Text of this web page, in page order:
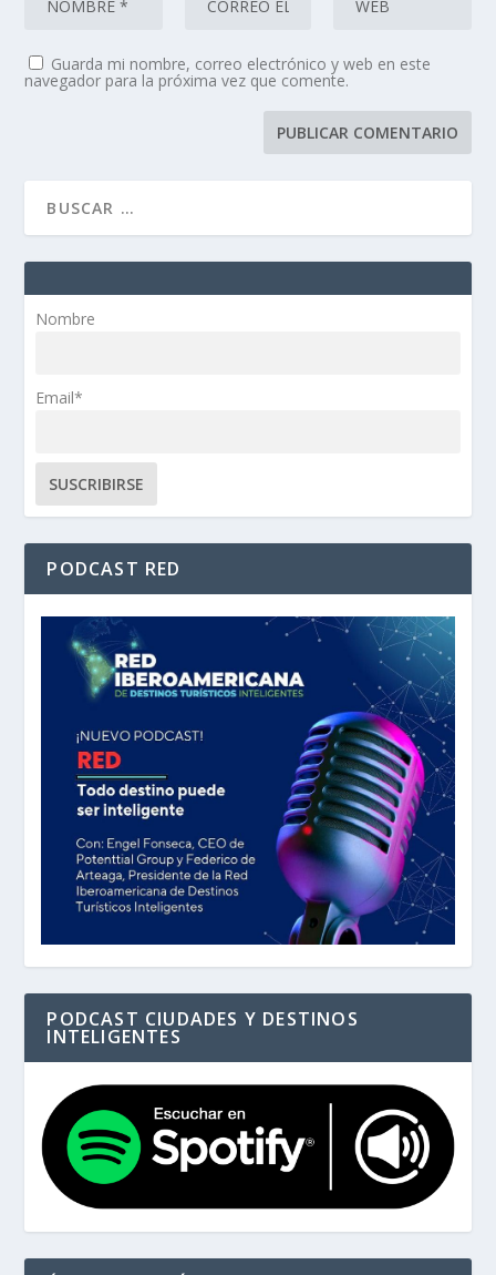
Guarda mi nombre, correo electrónico y web en este
navegador para la próxima vez que comente.
Nombre
Email*
PODCAST RED
PODCAST CIUDADES Y DESTINOS
INTELIGENTES